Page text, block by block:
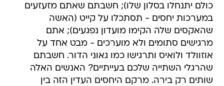
כולם יתנחלו בסלון שלו); חשבתם שאתם מזעזעים
במערכות יחסים - תסתכלו על קייט (האשה
שהאקסים שלה הקימו מועדון נפגעים); אתם
מרגישים סתומים ולא מוערכים - מבט אחד על
אוזוולד ולואיס ותרגישו כמו גאוני הדור. חשבתם
שהרגלי השתייה שלכם בעייתיים? האנשים האלה
שותים רק בירה. מרקם היחסים העדין הזה בין